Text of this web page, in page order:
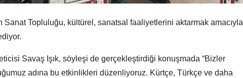
Sanat Topluluğu, kültürel, sanatsal faaliyetlerini aktarmak amacıyla
Savaş Işık, söyleşi de gerçekleştirdiği konuşmada “Bizler
adına bu etkinlikleri düzenliyoruz. Kürtçe, Türkçe ve daha